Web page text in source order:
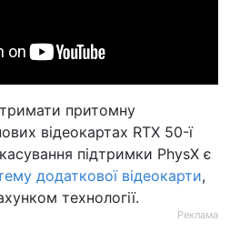
притомну
відеокартах RTX 50-ї
підтримки PhysX є
додаткової відеокарти,
технології.
Реклама